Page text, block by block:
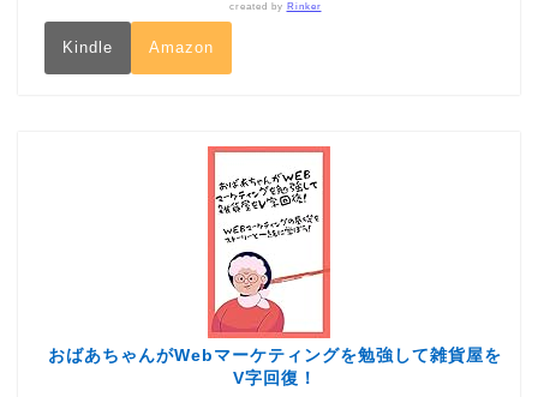
created by Rinker
Kindle Amazon
おばあちゃんがWebマーケティングを勉強して雑貨屋を
V字回復！